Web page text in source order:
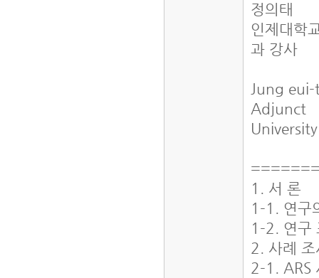
정의태
인제대학
과 강사
Jung
Adjunct
1. 서 론
1-1. 연구
1-2. 연구
2. 사례
2-1. ARS